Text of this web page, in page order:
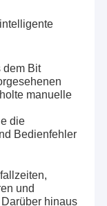
dem Bit
manuelle
die
Bedienfehler
und
hinaus